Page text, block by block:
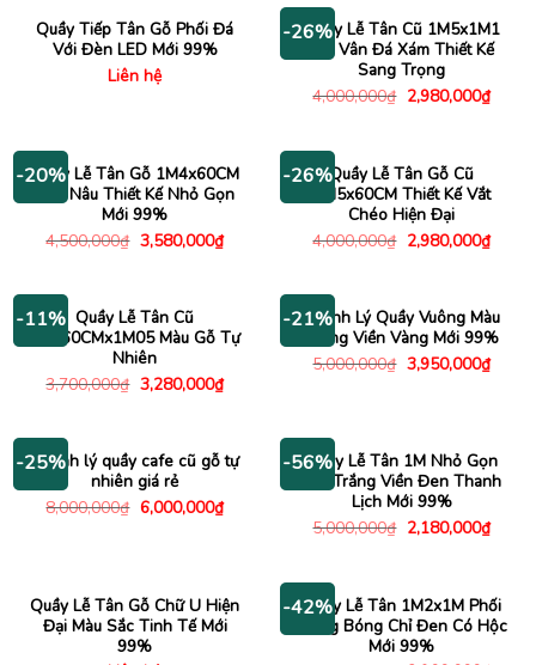
3,980,000₫.
Quầy Tiếp Tân Gỗ Phối Đá
Với Đèn LED Mới 99%
Liên hệ
-26%
Quầy Lễ Tân Cũ 1M5x1M1
Giả Vân Đá Xám Thiết Kế
Sang Trọng
4,000,000₫ Giá
gốc
2,980,000₫Giá
hiện
-20%
Quầy Lễ Tân Gỗ 1M4x60CM
Màu Nâu Thiết Kế Nhỏ Gọn
Mới 99%
4,500,000₫ Giá
gốc
3,580,000₫Giá
hiện
3,580,000₫.
-26%Quầy Lễ Tân Gỗ Cũ
1M5x60CM Thiết Kế Vắt
Chéo Hiện Đại
4,000,000₫ Giá
gốc
2,980,000₫Giá
hiện
-11% Quầy Lễ Tân Cũ
2Mx60CMx1M05 Màu Gỗ Tự
Nhiên
3,700,000₫ Giá
gốc
3,280,000₫Giá
hiện
3,280,000₫.
-21%
Thanh Lý Quầy Vuông Màu
Trắng Viền Vàng Mới 99%
5,000,000₫ Giá
gốc
3,950,000₫Giá
hiện
-25%
Thanh lý quầy cafe cũ gỗ tự
nhiên giá rẻ
8,000,000₫ Giá
gốc
6,000,000₫Giá
hiện
-56%
Quầy Lễ Tân 1M Nhỏ Gọn
Mặt Trắng Viền Đen Thanh
Lịch Mới 99%
5,000,000₫ Giá
gốc
2,180,000₫Giá
hiện
Quầy Lễ Tân Gỗ Chữ U Hiện
Đại Màu Sắc Tinh Tế Mới
99%
-42%
Quầy Lễ Tân 1M2x1M Phối
Trắng Bóng Chỉ Đen Có Hộc
Mới 99%